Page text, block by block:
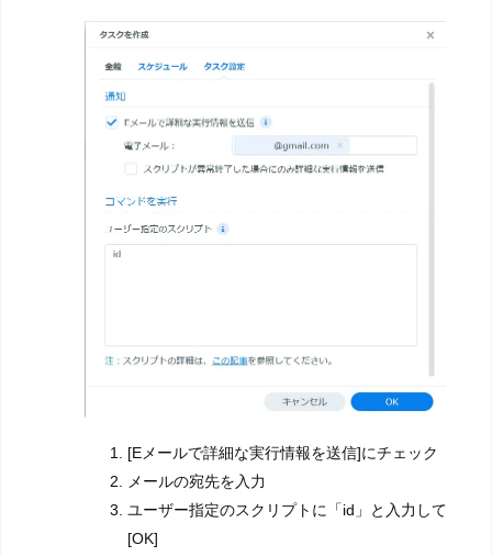
[Eメールで詳細な実行情報を送信]にチェック
メールの宛先を入力
ユーザー指定のスクリプトに「id」と入力して
[OK]